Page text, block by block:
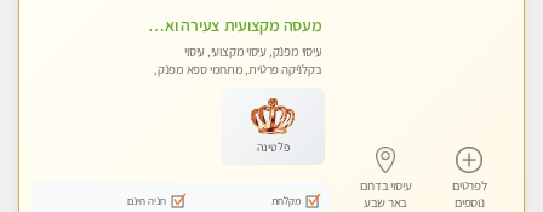
לפרטים
נוספים
עיסוי בדרום
באר שבע
מעסה מקצועית צעירה ואיכותית פרטי!!!
עיסוי מפנק, עיסוי מקצועי, עיסוי
בקלניקה פרטית, מתחמי ספא מפנק,
פלטינה
מקלחת
חניה חינם